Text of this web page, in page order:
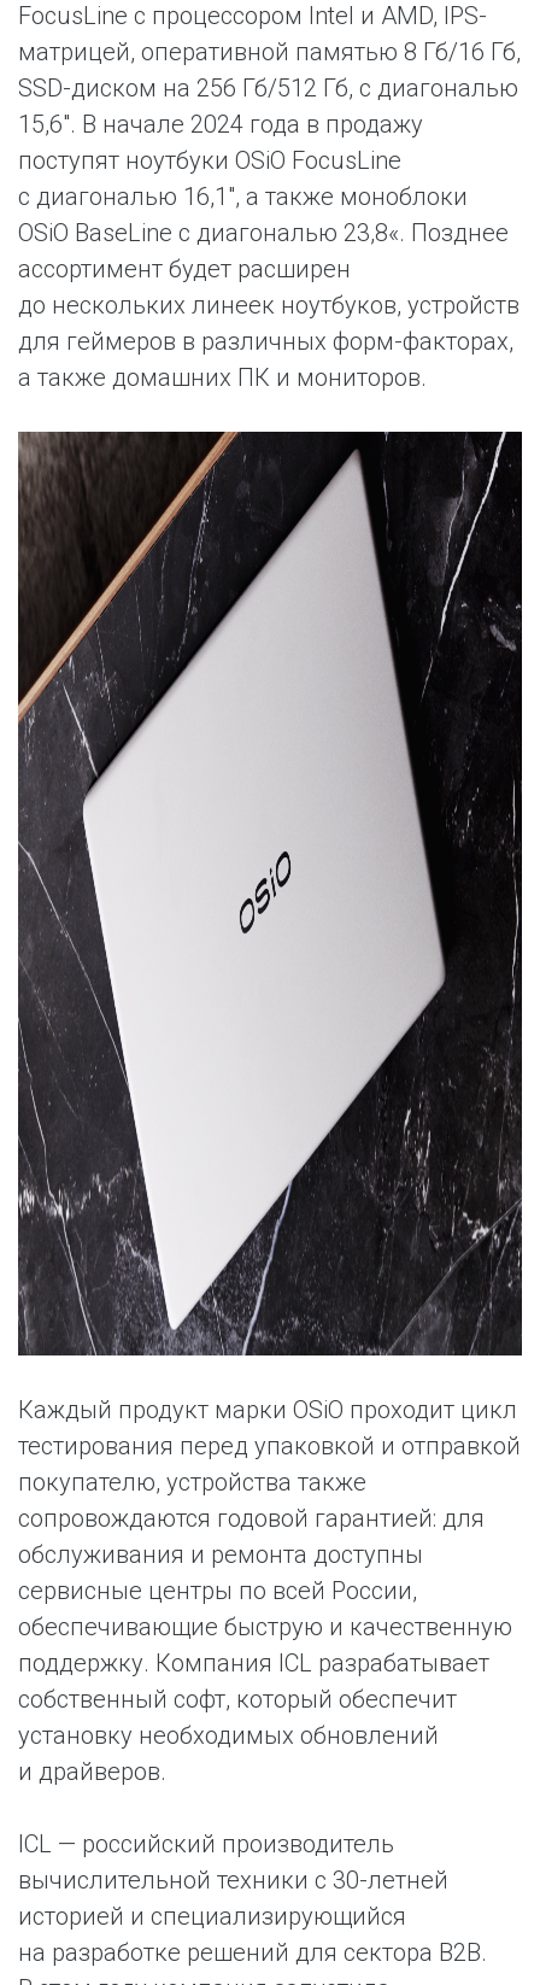
FocusLine с процессором Intel и AMD, IPS-
матрицей, оперативной памятью 8 Гб/16 Гб,
SSD-диском на 256 Гб/512 Гб, с диагональю
15,6″. В начале 2024 года в продажу
поступят ноутбуки OSiO FocusLine
с диагональю 16,1″, а также моноблоки
OSiO BaseLine c диагональю 23,8«. Позднее
ассортимент будет расширен
до нескольких линеек ноутбуков, устройств
для геймеров в различных форм-факторах,
а также домашних ПК и мониторов.
Каждый продукт марки OSiO проходит цикл
тестирования перед упаковкой и отправкой
покупателю, устройства также
сопровождаются годовой гарантией: для
обслуживания и ремонта доступны
сервисные центры по всей России,
обеспечивающие быструю и качественную
поддержку. Компания ICL разрабатывает
собственный софт, который обеспечит
установку необходимых обновлений
и драйверов.
ICL — российский производитель
вычислительной техники с 30-летней
историей и специализирующийся
на разработке решений для сектора B2B.